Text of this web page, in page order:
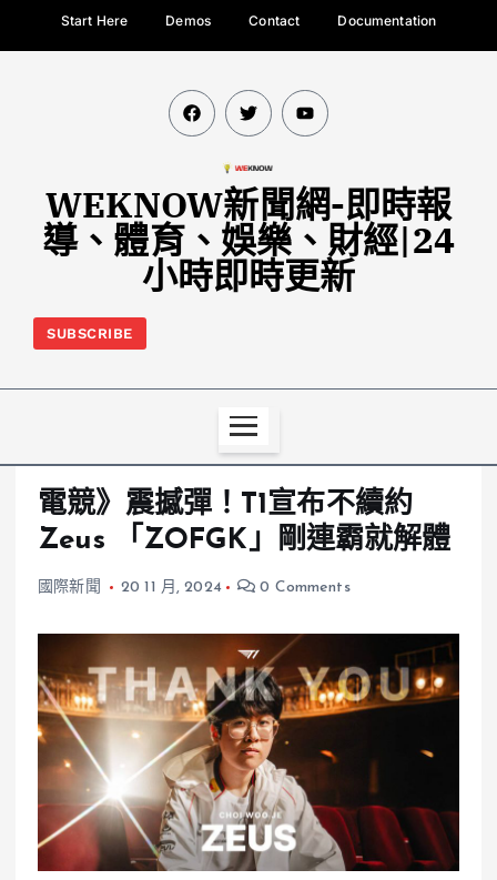
Start Here Demos Contact Documentation
WEKNOW新聞網-即時報
導、體育、娛樂、財經|24
小時即時更新
SUBSCRIBE
電競》震撼彈！T1宣布不續約
Zeus 「ZOFGK」剛連霸就解體
國際新聞 20 11 月, 2024 0 Comments